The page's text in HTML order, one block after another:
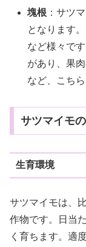
塊根 ：サツ
となります
など様々で
があり、果
など、こち
サツマイモ
生育環境
サツマイモは、
作物です。日当
く育ちます。適